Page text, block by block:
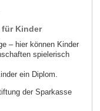
Kinder
– hier können Kinder
spielerisch
ein Diplom.
der Sparkasse